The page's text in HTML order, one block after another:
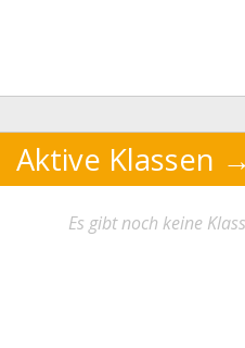
Aktive Klassen
Es gibt noch keine